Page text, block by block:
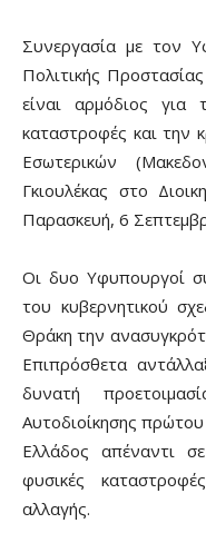
Συνεργασία με τον
Πολιτικής
είναι αρμόδιος για
καταστροφές και την
Εσωτερικών
Γκιουλέκας στο
Παρασκευή, 6
Οι δυο Υφυπουργοί
του κυβερνητικού
Θράκη την
Επιπρόσθετα
δυνατή
Αυτοδιοίκησης
Ελλάδος απέναντι
φυσικές
αλλαγής.